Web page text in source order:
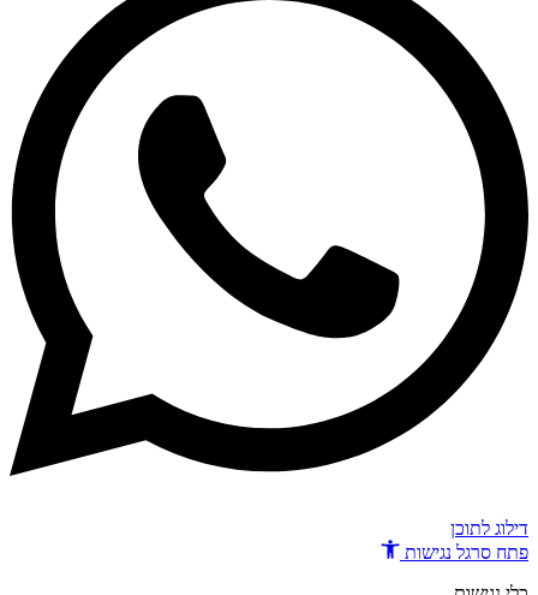
דילוג לתוכן
פתח סרגל נגישות